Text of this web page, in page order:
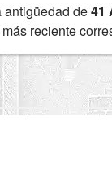
antigüedad de41
reciente